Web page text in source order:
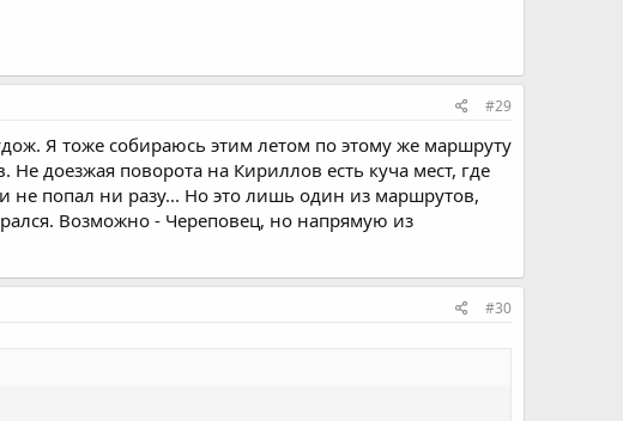
#29
Я тоже собираюсь этим летом по этому же маршруту
доезжая поворота на Кириллов есть куча мест, где
не попал ни разу... Но это лишь один из маршрутов,
Возможно - Череповец, но напрямую из
#30